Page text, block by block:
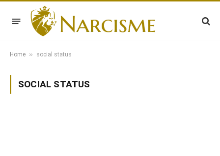
Home » social status
SOCIAL STATUS